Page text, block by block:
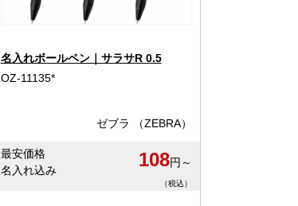
名入れボールペン｜サラサR 0.5
OZ-11135*
ゼブラ （ZEBRA）
最安価格
名入れ込み
108円～
（税込）